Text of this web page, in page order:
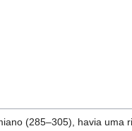
(285–305), havia uma